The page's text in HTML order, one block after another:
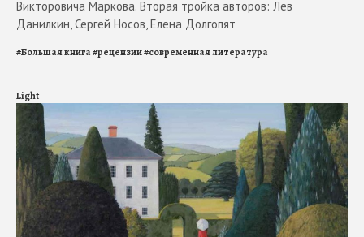
Викторовича Маркова. Вторая тройка авторов: Лев
Данилкин, Сергей Носов, Елена Долгопят
#Большая книга#рецензии#современная литература
Light